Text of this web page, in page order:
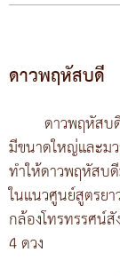
ดาวพฤหัสบดี
ดาวพฤหัสบ
มีขนาดใหญ่และม
ทำให้ดาวพฤหัสบ
ในแนวศูนย์สูตรยา
กล้องโทรทรรศน์
4 ดวง